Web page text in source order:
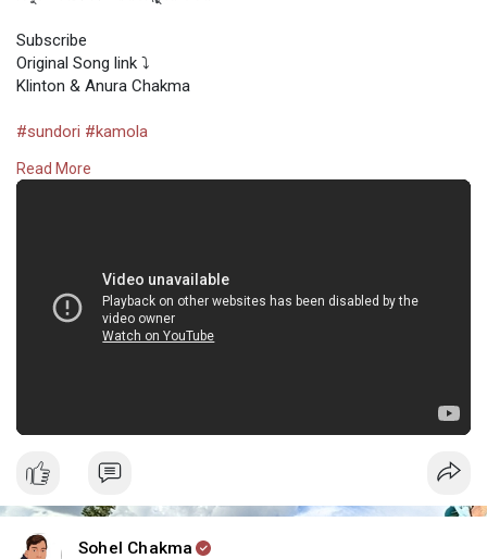
Subscribe
Original Song link ⤵️
Klinton & Anura Chakma
#sundori #kamola
#vairalvideo #valentines #biju #bizu #chakma
Read More
Sohel Chakma